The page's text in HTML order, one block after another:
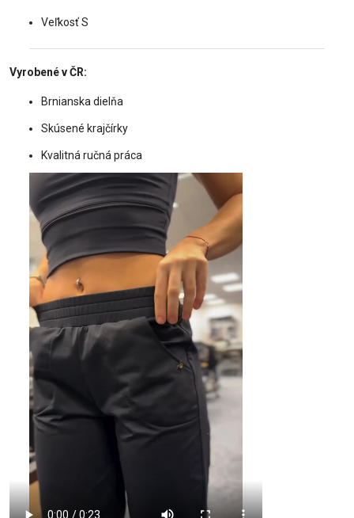
Veľkosť S
Vyrobené v ČR:
Brnianska dielňa
Skúsené krajčírky
Kvalitná ručná práca